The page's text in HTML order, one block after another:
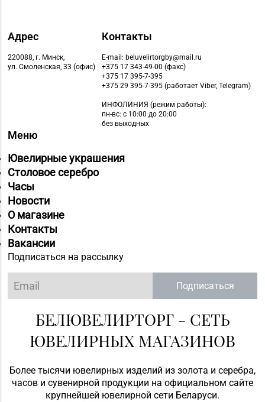
Адрес
220088, г. Минск,
ул. Смоленская, 33 (офис)
Контакты
E-mail: beluvelirtorgby@mail.ru
+375 17 343-49-00 (факс)
+375 17 395-7-395
+375 29 395-7-395 (работает Viber, Telegram)
ИНФОЛИНИЯ (режим работы):
пн-вс: с 10:00 до 20:00
без выходных
Меню
Ювелирные украшения
Столовое серебро
Часы
Новости
О магазине
Контакты
Вакансии
Подписаться на рассылку
Подписаться
БЕЛЮВЕЛИРТОРГ - СЕТЬ
ЮВЕЛИРНЫХ МАГАЗИНОВ
Более тысячи ювелирных изделий из золота и серебра,
часов и сувенирной продукции на официальном сайте
крупнейшей ювелирной сети Беларуси.